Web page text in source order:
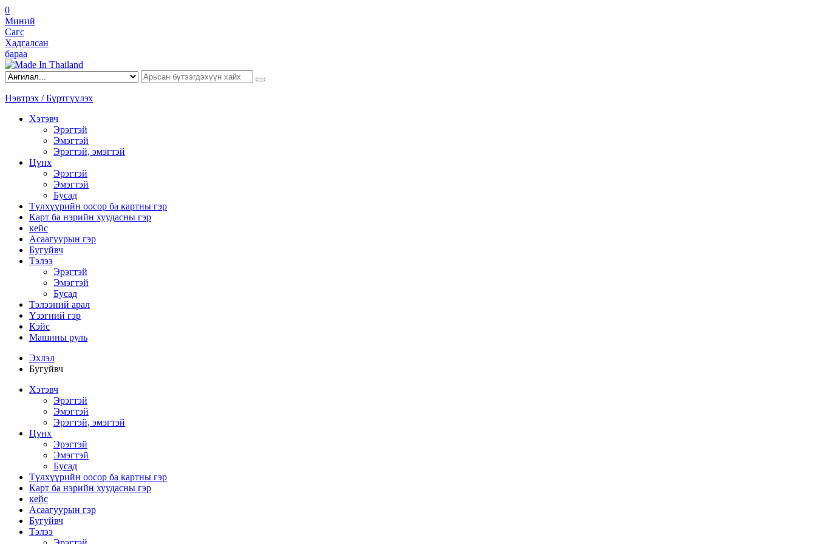
0
Миний
Сагс
Хадгалсан
бараа
Нэвтрэх / Бүртгүүлэх
Хэтэвч
Эрэгтэй
Эмэгтэй
Эрэгтэй, эмэгтэй
Цүнх
Эрэгтэй
Эмэгтэй
Бусад
Түлхүүрийн оосор ба картны гэр
Карт ба нэрийн хуудасны гэр
кейс
Асаагуурын гэр
Бугуйвч
Тэлээ
Эрэгтэй
Эмэгтэй
Бусад
Тэлээний арал
Үзэгний гэр
Кэйс
Машины руль
Эхлэл
Бугуйвч
Хэтэвч
Эрэгтэй
Эмэгтэй
Эрэгтэй, эмэгтэй
Цүнх
Эрэгтэй
Эмэгтэй
Бусад
Түлхүүрийн оосор ба картны гэр
Карт ба нэрийн хуудасны гэр
кейс
Асаагуурын гэр
Бугуйвч
Тэлээ